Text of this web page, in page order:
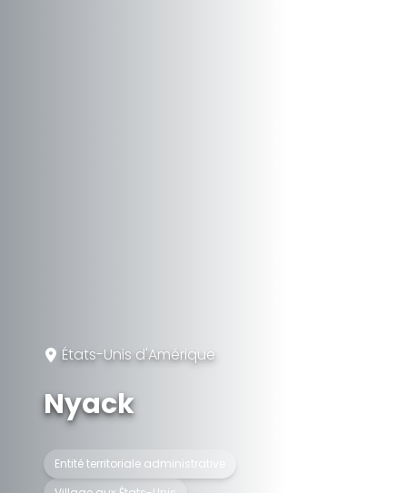
États-Unis d'Amérique
Nyack
Entité territoriale administrative